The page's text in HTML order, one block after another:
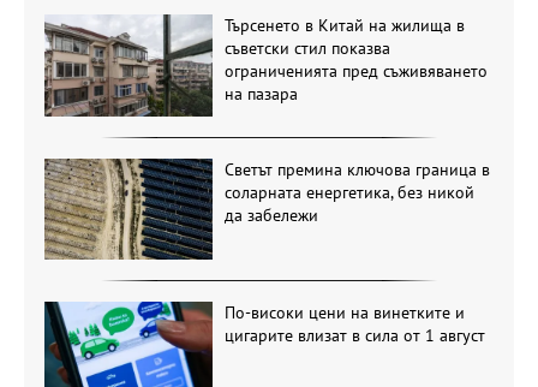
Търсенето в Китай на жилища в
съветски стил показва
ограниченията пред съживяването
на пазара
Светът премина ключова граница в
соларната енергетика, без никой
да забележи
По-високи цени на винетките и
цигарите влизат в сила от 1 август